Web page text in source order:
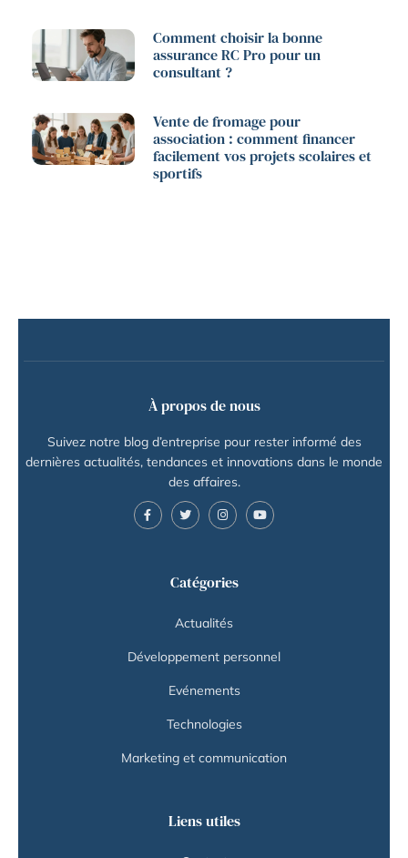
Comment choisir la bonne
assurance RC Pro pour un
consultant ?
Vente de fromage pour
association : comment financer
facilement vos projets scolaires et
sportifs
À propos de nous
Suivez notre blog d’entreprise pour rester informé des
dernières actualités, tendances et innovations dans le monde
des affaires.
Catégories
Actualités
Développement personnel
Evénements
Technologies
Marketing et communication
Liens utiles